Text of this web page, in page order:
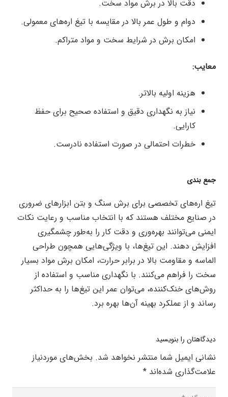
دقت بالا در برش مواد سخت.
دوام و طول عمر بالا در مقایسه با تیغ اره‌های معمولی.
امکان برش در شرایط سخت و مواد متراکم.
معایب:
هزینه اولیه بالاتر.
نیاز به نگهداری دقیق و استفاده صحیح برای حفظ
کارایی.
خطرات احتمالی در صورت استفاده نادرست.
جمع بندی
تیغ اره‌های تخصصی برای برش سنگ و بتن ابزارهای ضروری
در صنایع مختلف هستند که با انتخاب مناسب و رعایت نکات
ایمنی می‌توانند بهره‌وری و دقت کار را به‌طور چشمگیری
افزایش دهند. این تیغ‌ها، با ویژگی‌هایی همچون طراحی
الماسه و مقاومت بالا در برابر حرارت، امکان برش مواد بسیار
سخت را فراهم می‌کنند. با نگهداری مناسب و استفاده از
روش‌های خنک‌کننده، می‌توان عمر این تیغ‌ها را به حداکثر
رساند و از عملکرد بهینه آن‌ها بهره برد.
دیدگاهتان را بنویسید
نشانی ایمیل شما منتشر نخواهد شد. بخش‌های موردنیاز
علامت‌گذاری شده‌اند *